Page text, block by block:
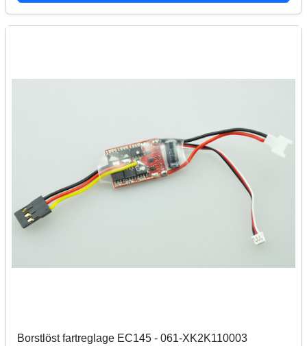
Borstlöst fartreglage EC145 - 061-XK2K110003